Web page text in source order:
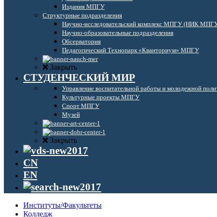
Издания МПГУ
Структурные подразделения
Научно-исследовательский комплекс МПГУ (НИК
Научно-образовательные подразделения
Обсерватория
Педагогический Технопарк «Кванториум» МПГУ
Закрыть
СТУДЕНЧЕСКИЙ МИР
Управление воспитательной работы и молодежной
Культурные проекты МПГУ
Спорт МПГУ
Музей
Закрыть
CN
EN
Институты/Факультеты
Колледж